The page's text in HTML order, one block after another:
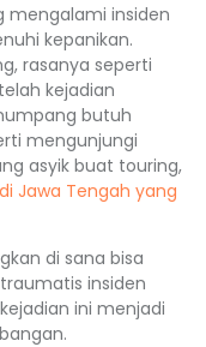
mengalami insiden
kepanikan.
rasanya seperti
kejadian
butuh
mengunjungi
asyik buat touring,
Jawa Tengah yang
di sana bisa
insiden
ini menjadi